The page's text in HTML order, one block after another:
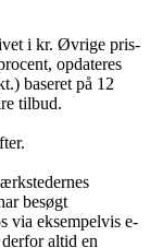
i kr. Øvrige pris-
opdateres
baseret på 12
tilbud.
besøgt
via eksempelvis e-
altid en